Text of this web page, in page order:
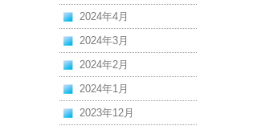
2024年4月
2024年3月
2024年2月
2024年1月
2023年12月